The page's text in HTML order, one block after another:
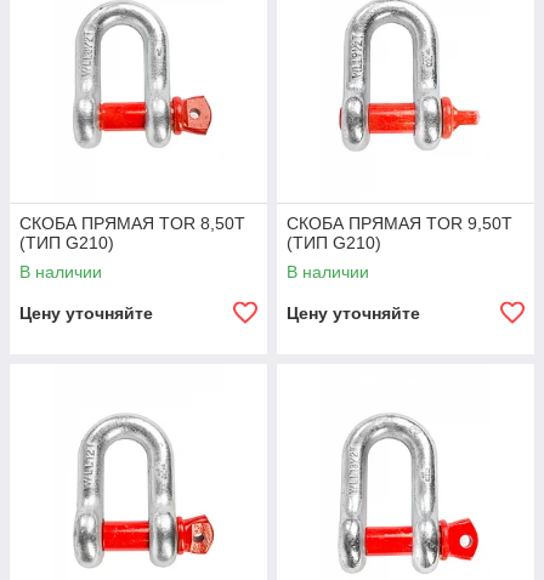
СКОБА ПРЯМАЯ TOR 8,50Т
(ТИП G210)
В наличии
Цену уточняйте
СКОБА ПРЯМАЯ TOR 9,50Т
(ТИП G210)
В наличии
Цену уточняйте